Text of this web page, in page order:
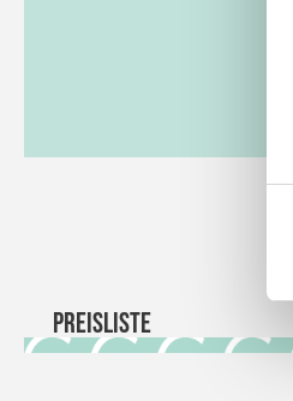
Preisliste